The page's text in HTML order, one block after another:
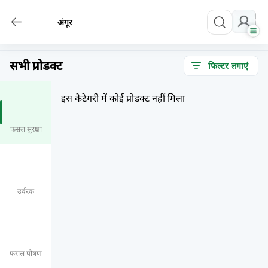
अंगूर
सभी प्रोडक्ट फिल्टर लगाएं
फसल सुरक्षा
उर्वरक
फसल पोषण
इस कैटेगरी में कोई प्रोडक्ट नहीं मिला